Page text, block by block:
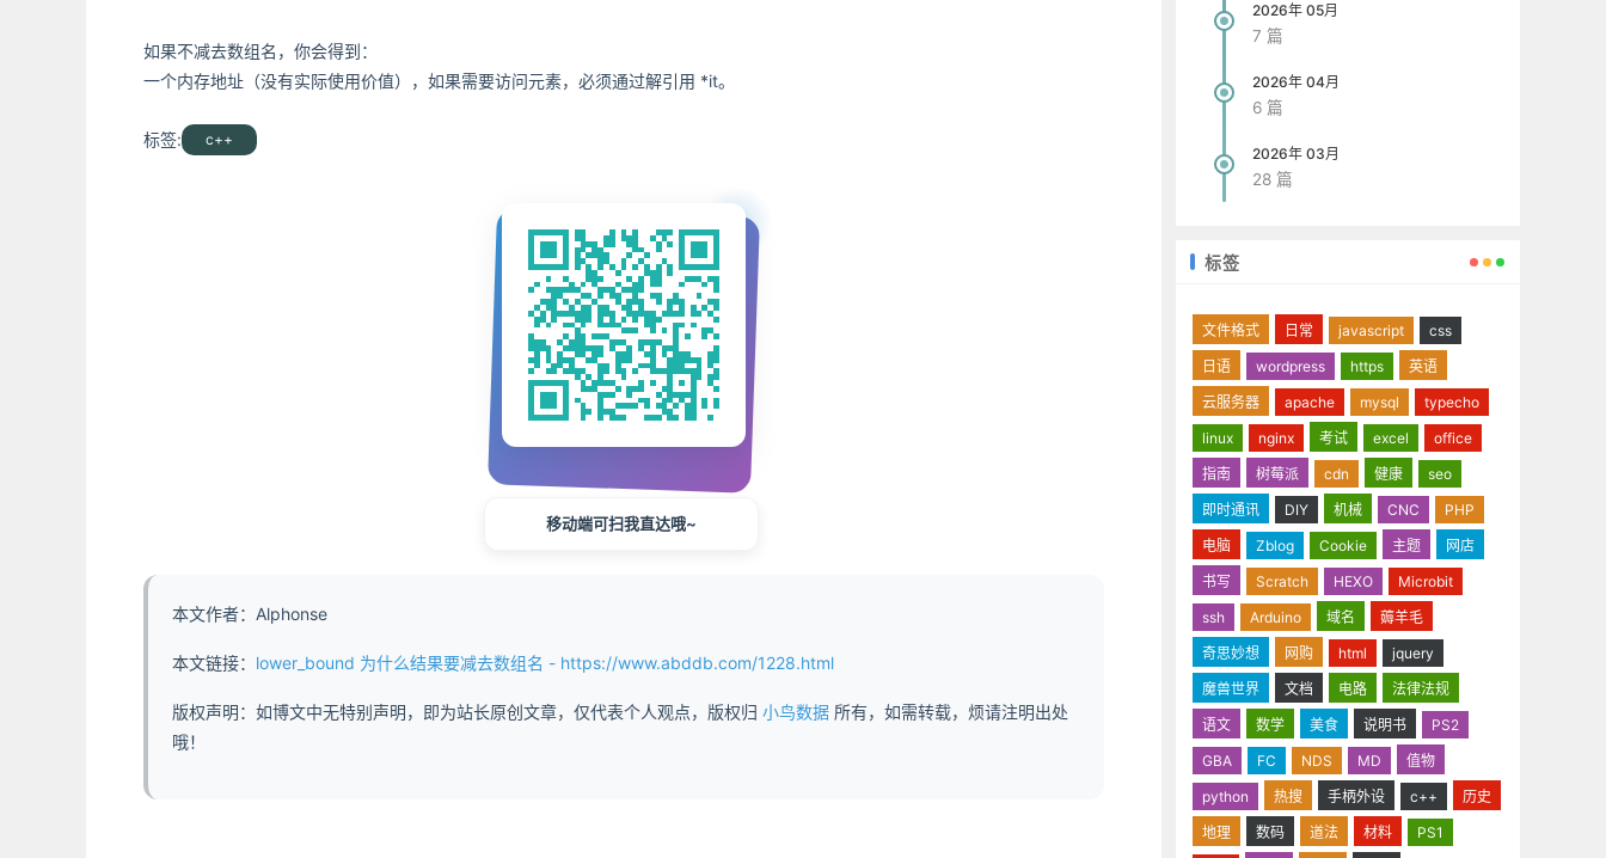
如果不减去数组名，你会得到：
一个内存地址（没有实际使用价值），如果需要访问元素，必须通过解引用 *it。
标签: c++
移动端可扫我直达哦~
本文作者：Alphonse
本文链接： lower_bound 为什么结果要减去数组名 - https://www.abddb.com/1228.html
版权声明：如博文中无特别声明，即为站长原创文章，仅代表个人观点，版权归 小鸟数据 所有，如需转载，烦请注明出处
哦！
2026年 05月
7 篇
2026年 04月
6 篇
2026年 03月
28 篇
标签
文件格式 日常 javascript
css
日语
wordpress https
英语
云服务器
apache mysql
typecho
linux
nginx 考试 excel
office
指南
树莓派 cdn 健康
seo
即时通讯
DIY 机械 CNC
PHP
电脑
Zblog Cookie 主题
网店
书写
Scratch HEXO
Microbit
ssh
Arduino 域名
薅羊毛
奇思妙想
网购 html
jquery
魔兽世界
文档 电路
法律法规
语文
数学 美食 说明书
PS2
GBA
FC NDS MD
值物
python
热搜 手柄外设 c++
历史
地理
数码 道法 材料
PS1